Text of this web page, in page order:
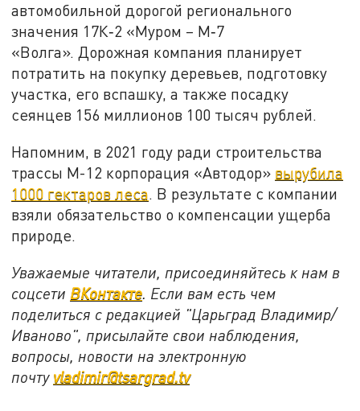
автомобильной дорогой регионального
значения 17К‑2 «Муром – М‑7
«Волга». Дорожная компания планирует
потратить на покупку деревьев, подготовку
участка, его вспашку, а также посадку
сеянцев 156 миллионов 100 тысяч рублей.
Напомним, в 2021 году ради строительства
трассы М-12 корпорация «Автодор» вырубила
1000 гектаров леса. В результате с компании
взяли обязательство о компенсации ущерба
природе.
Уважаемые читатели, присоединяйтесь к нам в
соцсети ВКонтакте. Если вам есть чем
поделиться с редакцией "Царьград Владимир/
Иваново", присылайте свои наблюдения,
вопросы, новости на электронную
почту vladimir@tsargrad.tv